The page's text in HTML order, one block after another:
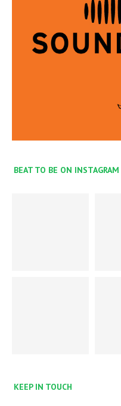
BEAT TO BE ON INSTAGRAM
KEEP IN TOUCH